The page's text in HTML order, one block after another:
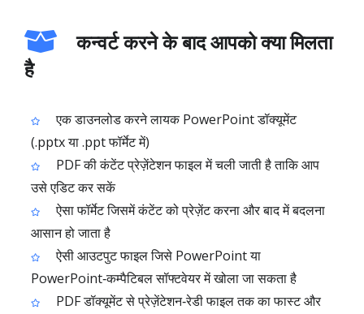
कन्वर्ट करने के बाद आपको क्या मिलता
है
एक डाउनलोड करने लायक PowerPoint डॉक्यूमेंट
(.pptx या .ppt फॉर्मेट में)
PDF की कंटेंट प्रेज़ेंटेशन फाइल में चली जाती है ताकि आप
उसे एडिट कर सकें
ऐसा फॉर्मेट जिसमें कंटेंट को प्रेज़ेंट करना और बाद में बदलना
आसान हो जाता है
ऐसी आउटपुट फाइल जिसे PowerPoint या
PowerPoint‑कम्पैटिबल सॉफ्टवेयर में खोला जा सकता है
PDF डॉक्यूमेंट से प्रेज़ेंटेशन‑रेडी फाइल तक का फास्ट और